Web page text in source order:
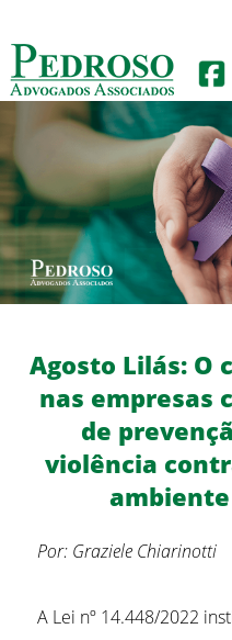
Agosto Lilás: O
nas empresas
de
violência
Por: Graziele Chiarinotti
A Lei nº 14.448/2022